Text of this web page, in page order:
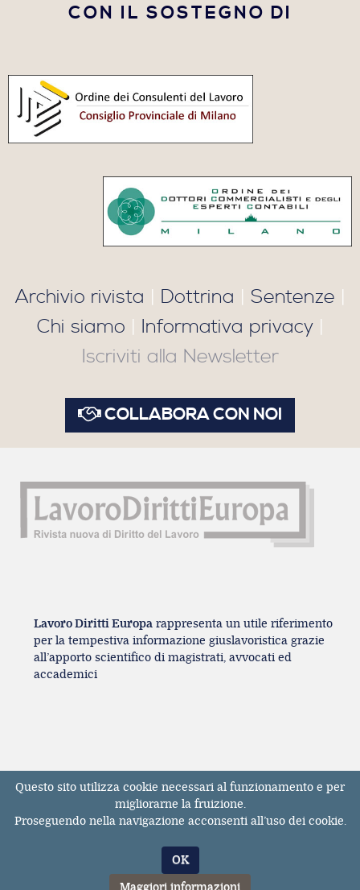
CON IL SOSTEGNO DI
Archivio rivista | Dottrina | Sentenze |
Chi siamo | Informativa privacy|
Iscriviti alla Newsletter
COLLABORA CON NOI
Lavoro Diritti Europa rappresenta un utile riferimento
per la tempestiva informazione giuslavoristica grazie
all’apporto scientifico di magistrati, avvocati ed
accademici
Registrazione Tribunale di Milano n° 131131
dell'11/04/2017
© Tutti i diritti riservati. E' vietata la riproduzione,
anche parziale, dei contenuti pubblicati sul sito
LavoroDirittiEuropa.it
Questo sito utilizza cookie necessari al funzionamento e per
migliorarne la fruizione.
Proseguendo nella navigazione acconsenti all’uso dei cookie.
OK
Maggiori informazioni